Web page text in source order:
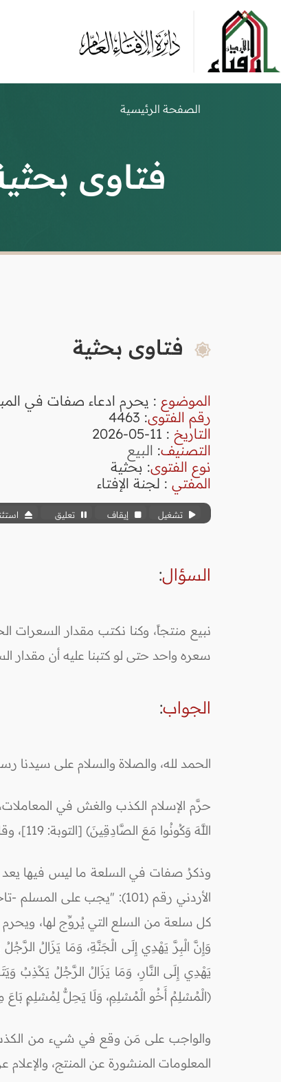
الصفحة الرئيسية
فتاوى
فتاوى بحثية
الموضوع : يحرم ادعاء صفات في
رقم الفتوى:
4463
التاريخ : 11-05-2026
التصنيف: البيع
نوع الفتوى: بحثية
المفتي : لجنة الإفتاء
تشغيل إيقاف تعليق
السؤال:
سعره واحد حتى لو كتبنا عليه أن مقدار
الجواب:
الحمد لله، والصلاة والسلام على سيدنا
اللَّهَ وَكُونُوا مَعَ الصَّادِقِينَ) [التوبة: 119]، وقال رسول الله صلى الله عليه وسلم: (مَنْ غَشَّنَا فَلَيْسَ مِنَّا) رواه مسلم.
وذكرُ صفات في السلعة ما ليس فيها
الأردني رقم (101): "يجب
كل سلعة من السلع التي يُروِّج لها، ويحرم
وَإِنَّ الْبِرَّ يَهْدِي إِلَى الْجَنَّةِ، وَمَا يَزَالُ
يَهْدِي إِلَى النَّارِ، وَمَا يَزَالُ الرَّجُلُ يَكْذِبُ
(الْمُسْلِمُ أَخُو الْمُسْلِمِ، وَلَا يَحِلُّ لِمُسْلِمٍ بَاعَ
والواجب على مَن وقع في شيء من الكذب
المعلومات المنشورة عن المنتج، والإعلام